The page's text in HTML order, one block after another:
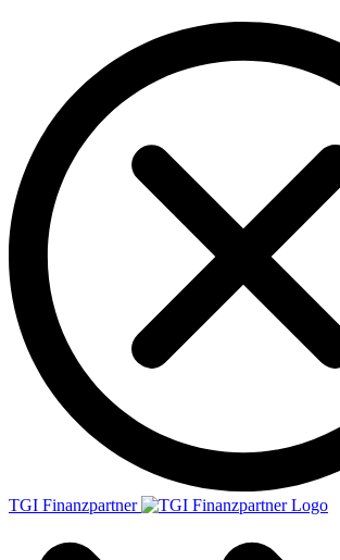
TGI Finanzpartner